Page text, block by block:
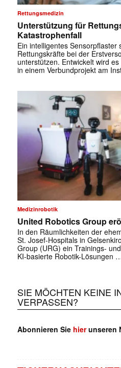
Rettungsmedizin
Unterstützung für
Katastrophenfall
Ein intelligentes Sensorpflaster
Rettungskräfte bei der
unterstützen. Entwickelt wird
in einem Verbundprojekt am
Medizinrobotik
United Robotics Group
In den Räumlichkeiten der
St. Josef-Hospitals in
Group (URG) ein Trainings-
KI-basierte Robotik-Lösungen
SIE MÖCHTEN KEINE
VERPASSEN?
Abonnieren Sie hierunseren